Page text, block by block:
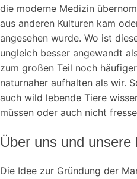
die moderne Medizin
aus anderen Kulturen kam
angesehen wurde. Wo ist
ungleich besser angewandt
zum großen Teil noch
naturnaher aufhalten als wir.
auch wild lebende Tiere
müssen oder auch nicht
Über uns und unsere
Die Idee zur Gründung der